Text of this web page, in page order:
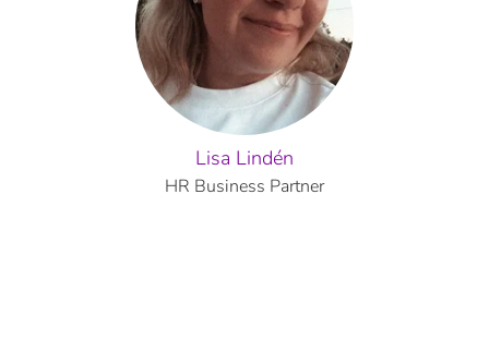
Lisa Lindén
HR Business Partner